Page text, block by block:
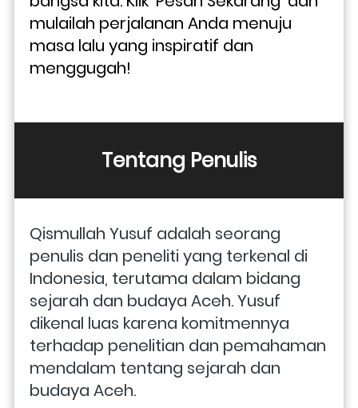
mulailah perjalanan Anda menuju
masa lalu yang inspiratif dan
menggugah!
Tentang Penulis
Qismullah Yusuf adalah seorang
penulis dan peneliti yang terkenal di
Indonesia, terutama dalam bidang
sejarah dan budaya Aceh. Yusuf
dikenal luas karena komitmennya
terhadap penelitian dan pemahaman
mendalam tentang sejarah dan
budaya Aceh.